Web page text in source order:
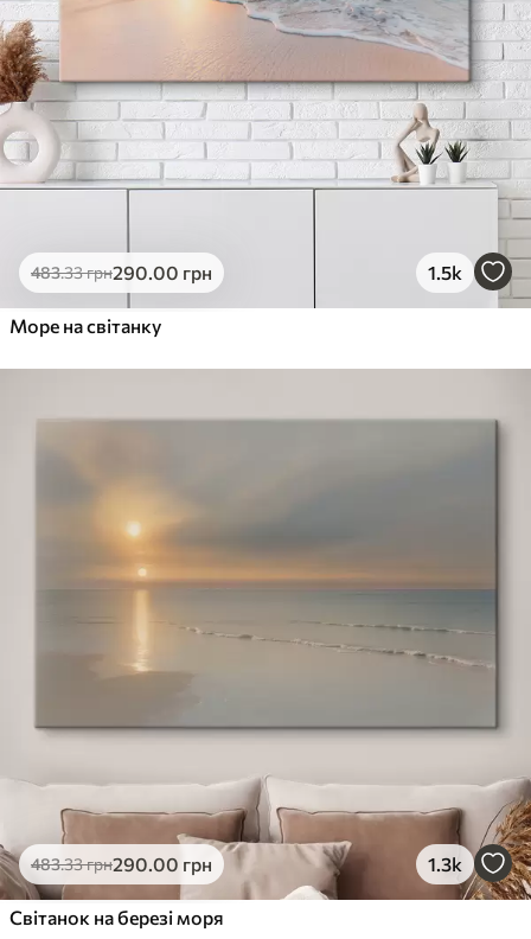
483.33грн290.00 грн 1.5k
Море на світанку
483.33грн290.00 грн 1.3k
Світанок на березі моря